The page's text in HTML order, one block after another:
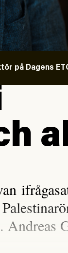
på Dagens